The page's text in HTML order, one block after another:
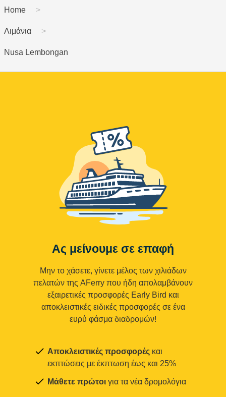
Home
Λιμάνια
Nusa Lembongan
Ας μείνουμε σε επαφή
Μην το χάσετε, γίνετε μέλος των χιλιάδων
πελατών της AFerry που ήδη απολαμβάνουν
εξαιρετικές προσφορές Early Bird και
αποκλειστικές ειδικές προσφορές σε ένα
ευρύ φάσμα διαδρομών!
Αποκλειστικές προσφορές και
εκπτώσεις με έκπτωση έως και 25%
Μάθετε πρώτοι για τα νέα δρομολόγια